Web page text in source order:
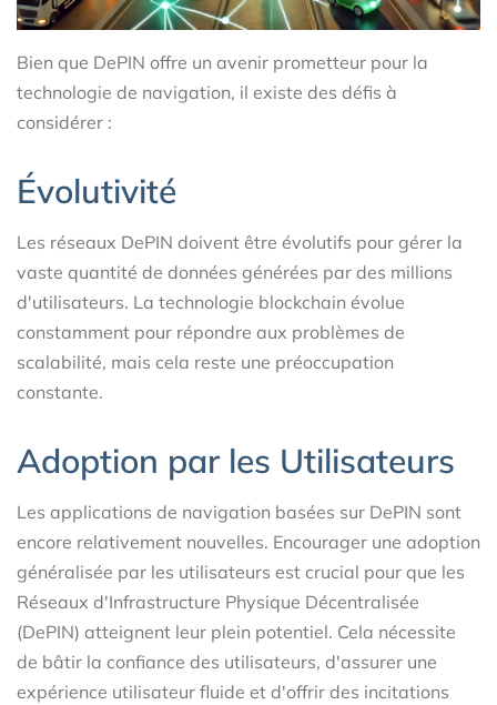
Bien que DePIN offre un avenir prometteur pour la
technologie de navigation, il existe des défis à
considérer :
Évolutivité
Les réseaux DePIN doivent être évolutifs pour gérer la
vaste quantité de données générées par des millions
d'utilisateurs. La technologie blockchain évolue
constamment pour répondre aux problèmes de
scalabilité, mais cela reste une préoccupation
constante.
Adoption par les Utilisateurs
Les applications de navigation basées sur DePIN sont
encore relativement nouvelles. Encourager une adoption
généralisée par les utilisateurs est crucial pour que les
Réseaux d'Infrastructure Physique Décentralisée
(DePIN) atteignent leur plein potentiel. Cela nécessite
de bâtir la confiance des utilisateurs, d'assurer une
expérience utilisateur fluide et d'offrir des incitations